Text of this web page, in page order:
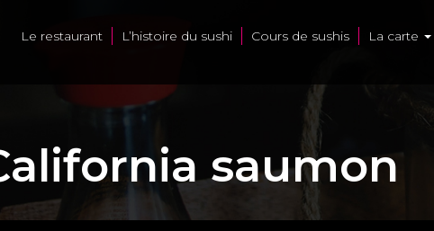
Le restaurant L’histoire du sushi Cours de sushis La carte
saumon